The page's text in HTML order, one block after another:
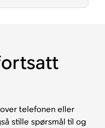
telefonen eller
stille spørsmål til og